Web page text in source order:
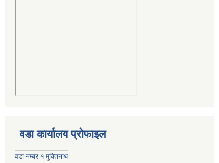
वडा कार्यालय प्रोफाइल
वडा नम्बर १ मुक्तिनाथ